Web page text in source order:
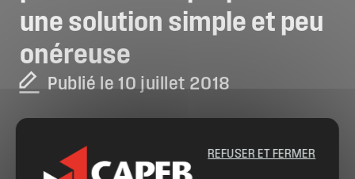
une solution simple et peu
onéreuse
Publié le 10 juillet 2018
REFUSER ET FERMER